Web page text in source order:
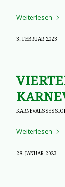
Weiterlesen
3. FEBRUAR 2023
Weiterlesen
28. JANUAR 2023